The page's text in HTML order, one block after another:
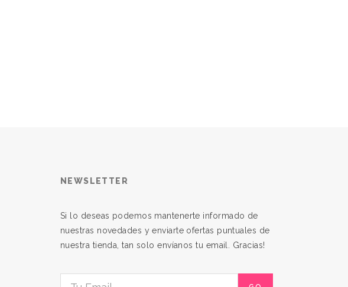
NEWSLETTER
Si lo deseas podemos mantenerte informado de
nuestras novedades y enviarte ofertas puntuales de
nuestra tienda, tan solo envíanos tu email. Gracias!